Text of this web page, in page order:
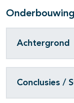
Onderbouwing
Achtergrond
Conclusies /